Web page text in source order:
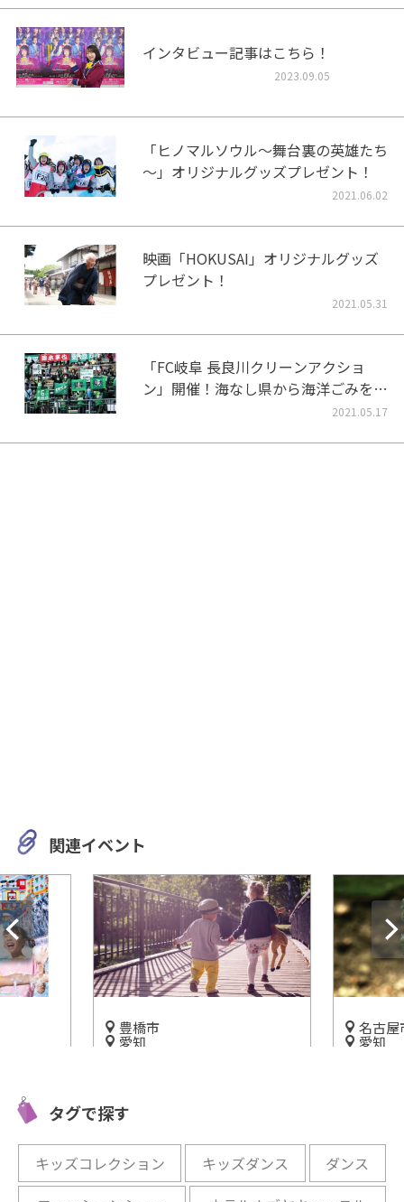
インタビュー記事はこちら！
2023.09.05
「ヒノマルソウル～舞台裏の英雄たち
～」オリジナルグッズプレゼント！
2021.06.02
映画「HOKUSAI」オリジナルグッズ
プレゼント！
2021.05.31
「FC岐阜 長良川クリーンアクショ
ン」開催！海なし県から海洋ごみをな
2021.05.17
関連イベント
館 こ
名古屋市中区
愛知
開催中
蒲郡市
愛知
タグで探す
キッズコレクション キッズダンス
ダンス